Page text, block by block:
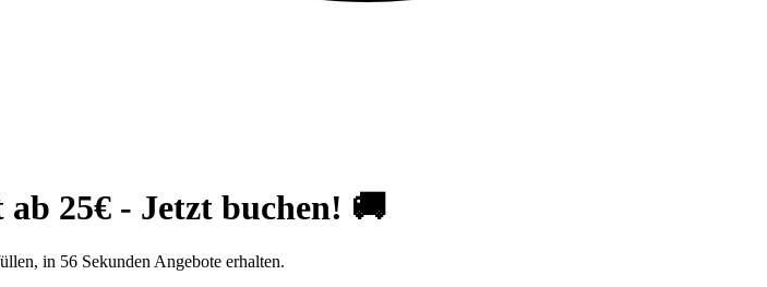
25€ - Jetzt buchen! 🚚
in 56 Sekunden Angebote erhalten.